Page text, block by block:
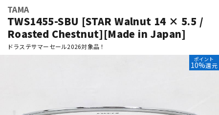
エレキギター
TAMA
TWS1455-SBU [STAR Walnut 14 × 5.5 /
Roasted Chestnut][Made in Japan]
ドラステサマーセール2026対象品！
ポイント
10%還元